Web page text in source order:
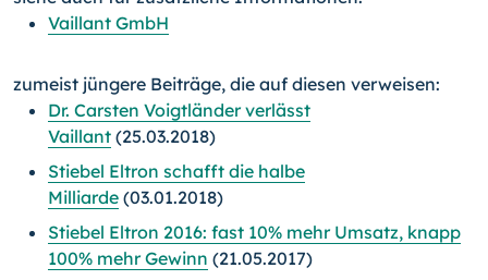
Vaillant GmbH
zumeist jüngere Beiträge, die auf diesen verweisen:
Dr. Carsten Voigtländer verlässt
Vaillant (25.03.2018)
Stiebel Eltron schafft die halbe
Milliarde (03.01.2018)
Stiebel Eltron 2016: fast 10% mehr Umsatz, knapp
100% mehr Gewinn (21.05.2017)